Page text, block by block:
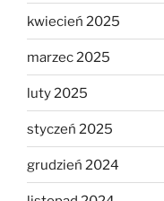
kwiecień 2025
marzec 2025
luty 2025
styczeń 2025
grudzień 2024